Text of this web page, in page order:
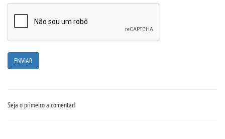
Seja o primeiro a comentar!